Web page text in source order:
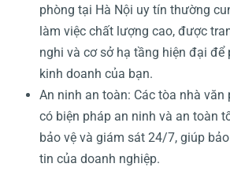
phòng tại Hà Nội uy tín thường
làm việc chất lượng cao, được
nghi và cơ sở hạ tầng hiện đại để
kinh doanh của bạn.
An ninh an toàn: Các tòa nhà
có biện pháp an ninh và an toàn
bảo vệ và giám sát 24/7, giúp
tin của doanh nghiệp.